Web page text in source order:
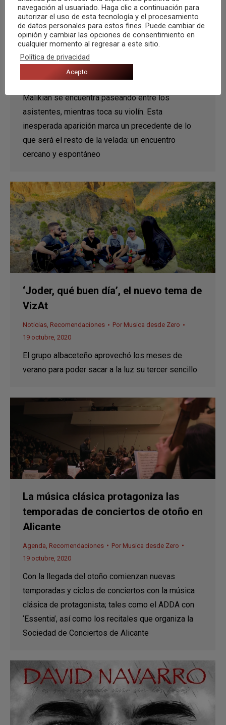
su mundo personal en Noches
Mediterráneas
La música comienza a sonar pero no hay nadie en
Malikian se encuentra paseando entre los
asistentes, mientras toca su violín. Esta
inesperada aparición marca un precedente de lo
que será el resto de la velada: un encuentro
cercano y espontáneo
‘Joder, qué buen día’, el nuevo tema de
VizAt
Noticias, Recomendaciones Por Musica desde Zero
19 octubre, 2020
El grupo albaceteño aprovechó los meses de
verano para poder sacar a la luz su tercer sencillo
La música clásica protagoniza las
temporadas de conciertos de otoño en
Alicante
Agenda Recomendaciones Por Musica desde Zero
19 octubre, 2020
Con la llegada del otoño comienzan nuevas
temporadas y ciclos de conciertos con la música
clásica de protagonista; tales como el ADDA con
‘Essentia’, así como los recitales que organiza la
Sociedad de Conciertos de Alicante
navegación al usuariado. Haga clic a continuación para
autorizar el uso de esta tecnología y el procesamiento
de datos personales para estos fines. Puede cambiar de
opinión y cambiar las opciones de consentimiento en
cualquier momento al regresar a este sitio.
Política de privacidad
Acepto